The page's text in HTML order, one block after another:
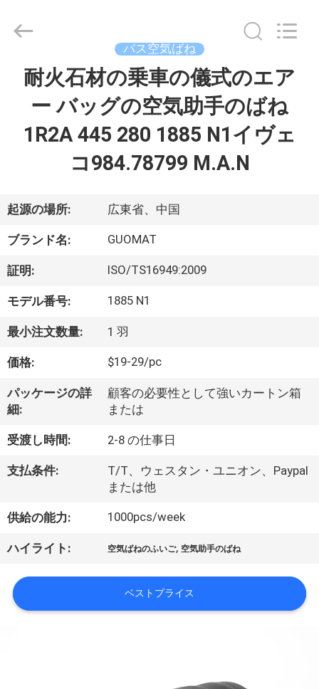
ク
ト
私
達
つ
い
て
工
場
旅
品
2026
GUANGZHOU
バス空気ばね
耐火石材の乗車の儀式のエア
ー バッグの空気助手のばね
1R2A 445 280 1885 N1イヴェ
コ984.78799 M.A.N
起源の場所: 広東省、中国
ブランド名: GUOMAT
証明: ISO/TS16949:2009
モデル番号: 1885 N1
最小注文数量: 1 羽
価格: $19-29/pc
パッケージの詳
細:
顧客の必要性として強いカートン箱
または
受渡し時間: 2-8 の仕事日
支払条件:
T/T、ウェスタン・ユニオン、Paypal
または他
供給の能力: 1000pcs/week
ハイライト: 空気ばねのふいご, 空気助手のばね
ベストプライス